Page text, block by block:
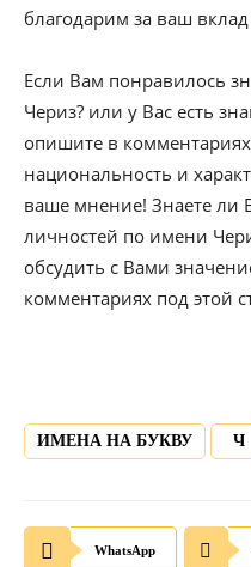
благодарим за ваш
Если Вам понравилось
Чериз? или у Вас есть
опишите в комментариях
национальность и
ваше мнение! Знаете ли
личностей по имени
обсудить с Вами
комментариях под этой
ИМЕНА НА БУКВУ Ч
WhatsApp